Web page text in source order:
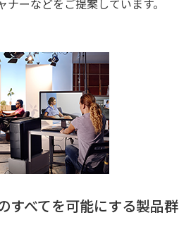
ーなどをご提案しています。
すべてを可能にする製品群